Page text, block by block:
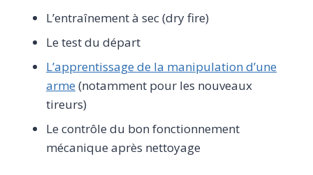
L’entraînement à sec (dry fire)
Le test du départ
L’apprentissage de la manipulation d’une
arme (notamment pour les nouveaux
tireurs)
Le contrôle du bon fonctionnement
mécanique après nettoyage